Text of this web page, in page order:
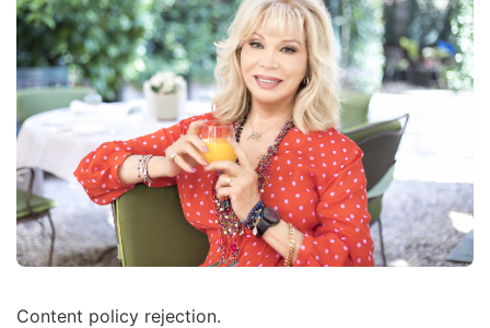
Content policy rejection.